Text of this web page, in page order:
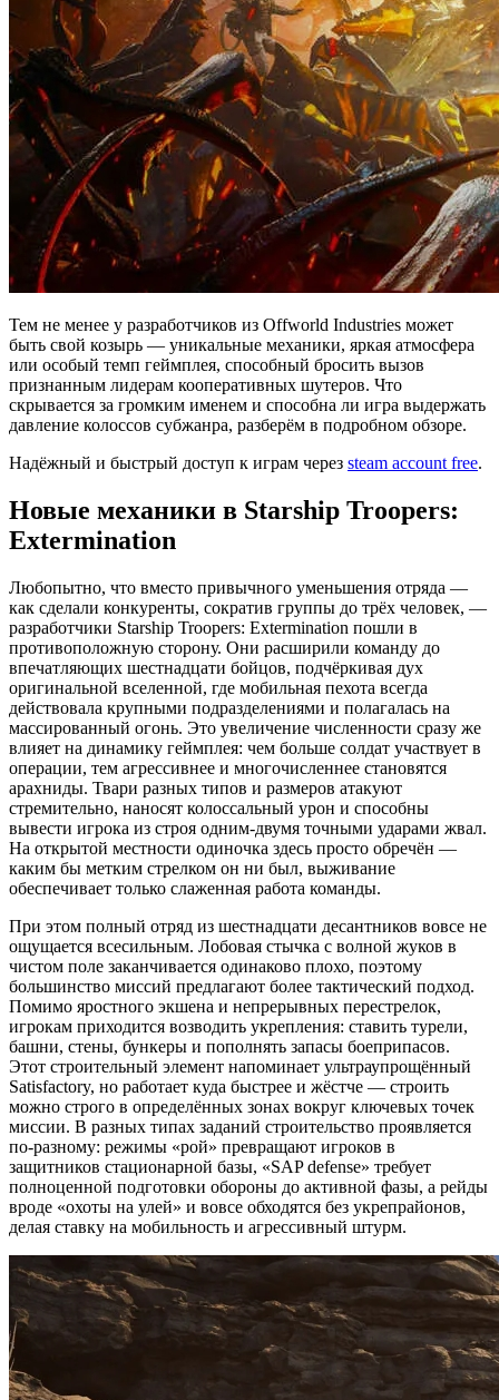
Тем не менее у разработчиков из Offworld Industries может
быть свой козырь — уникальные механики, яркая атмосфера
или особый темп геймплея, способный бросить вызов
признанным лидерам кооперативных шутеров. Что
скрывается за громким именем и способна ли игра выдержать
давление колоссов субжанра, разберём в подробном обзоре.
Надёжный и быстрый доступ к играм через steam account free.
Новые механики в Starship Troopers:
Extermination
Любопытно, что вместо привычного уменьшения отряда —
как сделали конкуренты, сократив группы до трёх человек, —
разработчики Starship Troopers: Extermination пошли в
противоположную сторону. Они расширили команду до
впечатляющих шестнадцати бойцов, подчёркивая дух
оригинальной вселенной, где мобильная пехота всегда
действовала крупными подразделениями и полагалась на
массированный огонь. Это увеличение численности сразу же
влияет на динамику геймплея: чем больше солдат участвует в
операции, тем агрессивнее и многочисленнее становятся
арахниды. Твари разных типов и размеров атакуют
стремительно, наносят колоссальный урон и способны
вывести игрока из строя одним-двумя точными ударами жвал.
На открытой местности одиночка здесь просто обречён —
каким бы метким стрелком он ни был, выживание
обеспечивает только слаженная работа команды.
При этом полный отряд из шестнадцати десантников вовсе не
ощущается всесильным. Лобовая стычка с волной жуков в
чистом поле заканчивается одинаково плохо, поэтому
большинство миссий предлагают более тактический подход.
Помимо яростного экшена и непрерывных перестрелок,
игрокам приходится возводить укрепления: ставить турели,
башни, стены, бункеры и пополнять запасы боеприпасов.
Этот строительный элемент напоминает ультраупрощённый
Satisfactory, но работает куда быстрее и жёстче — строить
можно строго в определённых зонах вокруг ключевых точек
миссии. В разных типах заданий строительство проявляется
по-разному: режимы «рой» превращают игроков в
защитников стационарной базы, «SAP defense» требует
полноценной подготовки обороны до активной фазы, а рейды
вроде «охоты на улей» и вовсе обходятся без укрепрайонов,
делая ставку на мобильность и агрессивный штурм.